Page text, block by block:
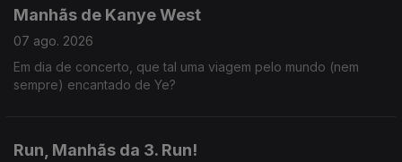
Manhãs de Kanye West
07 ago. 2026
Em dia de concerto, que tal uma viagem pelo mundo (nem
sempre) encantado de Ye?
Run, Manhãs da 3. Run!